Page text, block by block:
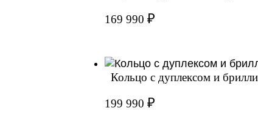
169 990 ₽
Кольцо с дуплексом и
199 990 ₽